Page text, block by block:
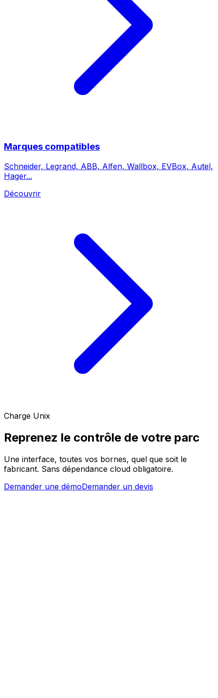
Marques compatibles
Schneider, Legrand, ABB, Alfen, Wallbox, EVBox, Autel,
Hager...
Découvrir
Charge Unix
Reprenez le contrôle de votre parc
Une interface, toutes vos bornes, quel que soit le
fabricant. Sans dépendance cloud obligatoire.
Demander une démoDemander un devis